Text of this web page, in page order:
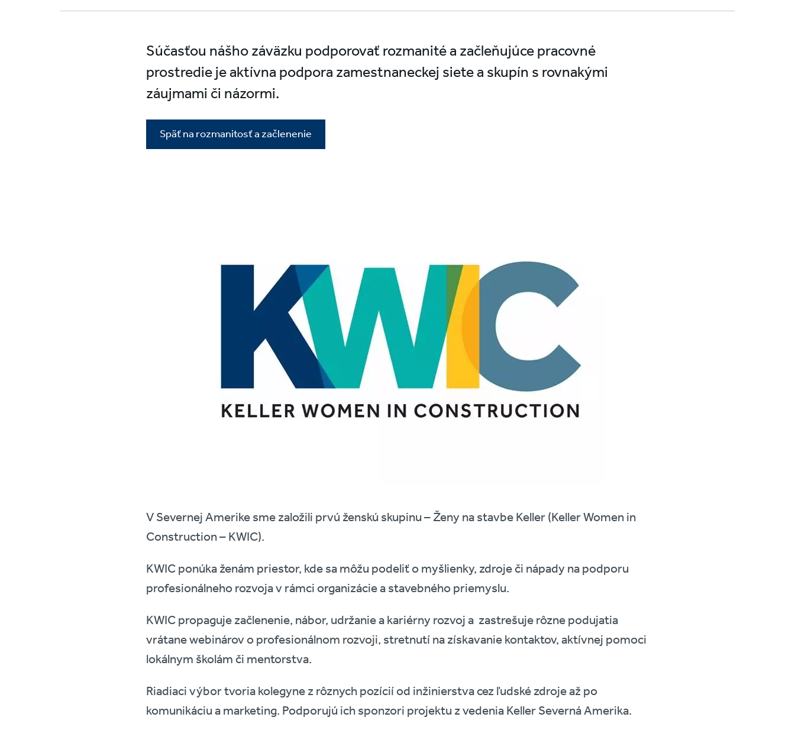
Súčasťou nášho záväzku podporovať rozmanité a začleňujúce pracovné
prostredie je aktívna podpora zamestnaneckej siete a skupín s rovnakými
záujmami či názormi.
Späť na rozmanitosť a začlenenie
V Severnej Amerike sme založili prvú ženskú skupinu – Ženy na stavbe Keller (Keller Women in
Construction – KWIC).
KWIC ponúka ženám priestor, kde sa môžu podeliť o myšlienky, zdroje či nápady na podporu
profesionálneho rozvoja v rámci organizácie a stavebného priemyslu.
KWIC propaguje začlenenie, nábor, udržanie a kariérny rozvoj a zastrešuje rôzne podujatia
vrátane webinárov o profesionálnom rozvoji, stretnutí na získavanie kontaktov, aktívnej pomoci
lokálnym školám či mentorstva.
Riadiaci výbor tvoria kolegyne z rôznych pozícií od inžinierstva cez ľudské zdroje až po
komunikáciu a marketing. Podporujú ich sponzori projektu z vedenia Keller Severná Amerika.